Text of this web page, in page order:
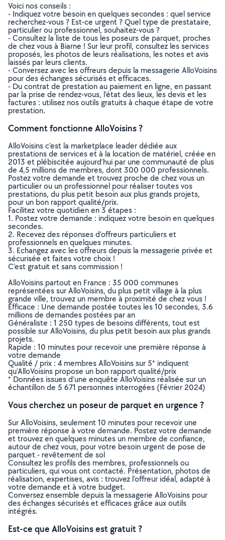
Voici nos conseils :
- Indiquez votre besoin en quelques secondes : quel service
recherchez-vous ? Est-ce urgent ? Quel type de prestataire,
particulier ou professionnel, souhaitez-vous ?
- Consultez la liste de tous les poseurs de parquet, proches
de chez vous à Biarne ! Sur leur profil, consultez les services
proposés, les photos de leurs réalisations, les notes et avis
laissés par leurs clients.
- Conversez avec les offreurs depuis la messagerie AlloVoisins
pour des échanges sécurisés et efficaces.
- Du contrat de prestation au paiement en ligne, en passant
par la prise de rendez-vous, l’état des lieux, les devis et les
factures : utilisez nos outils gratuits à chaque étape de votre
prestation.
Comment fonctionne AlloVoisins ?
AlloVoisins c’est la marketplace leader dédiée aux
prestations de services et à la location de matériel, créée en
2013 et plébiscitée aujourd’hui par une communauté de plus
de 4,5 millions de membres, dont 300 000 professionnels.
Postez votre demande et trouvez proche de chez vous un
particulier ou un professionnel pour réaliser toutes vos
prestations, du plus petit besoin aux plus grands projets,
pour un bon rapport qualité/prix.
Facilitez votre quotidien en 3 étapes :
1. Postez votre demande : indiquez votre besoin en quelques
secondes.
2. Recevez des réponses d’offreurs particuliers et
professionnels en quelques minutes.
3. Echangez avec les offreurs depuis la messagerie privée et
sécurisée et faites votre choix !
C’est gratuit et sans commission !
AlloVoisins partout en France : 35 000 communes
représentées sur AlloVoisins, du plus petit village à la plus
grande ville, trouvez un membre à proximité de chez vous !
Efficace : Une demande postée toutes les 10 secondes, 3.6
millions de demandes postées par an
Généraliste : 1 250 types de besoins différents, tout est
possible sur AlloVoisins, du plus petit besoin aux plus grands
projets.
Rapide : 10 minutes pour recevoir une première réponse à
votre demande
Qualité / prix : 4 membres AlloVoisins sur 5* indiquent
qu’AlloVoisins propose un bon rapport qualité/prix
* Données issues d’une enquête AlloVoisins réalisée sur un
échantillon de 5 671 personnes interrogées (Février 2024)
Vous cherchez un poseur de parquet en urgence ?
Sur AlloVoisins, seulement 10 minutes pour recevoir une
première réponse à votre demande. Postez votre demande
et trouvez en quelques minutes un membre de confiance,
autour de chez vous, pour votre besoin urgent de pose de
parquet - revêtement de sol
Consultez les profils des membres, professionnels ou
particuliers, qui vous ont contacté. Présentation, photos de
réalisation, expertises, avis : trouvez l'offreur idéal, adapté à
votre demande et à votre budget.
Conversez ensemble depuis la messagerie AlloVoisins pour
des échanges sécurisés et efficaces grâce aux outils
intégrés.
Est-ce que AlloVoisins est gratuit ?